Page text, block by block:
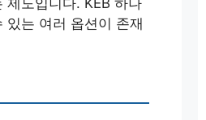
있는 여러 옵션이 존재